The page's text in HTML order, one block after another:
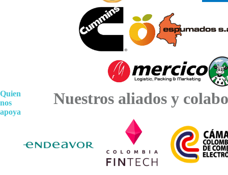
Quien
nos
apoya
Nuestros aliados y